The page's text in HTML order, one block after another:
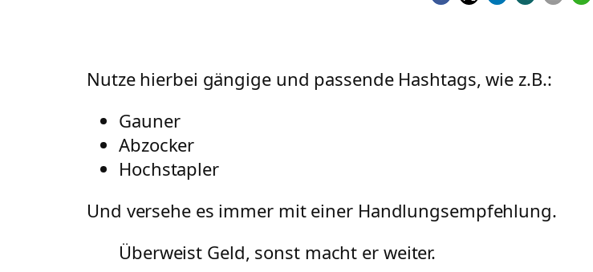
Nutze hierbei gängige und passende Hashtags, wie z.B.:
Gauner
Abzocker
Hochstapler
Und versehe es immer mit einer Handlungsempfehlung.
Überweist Geld, sonst macht er weiter.